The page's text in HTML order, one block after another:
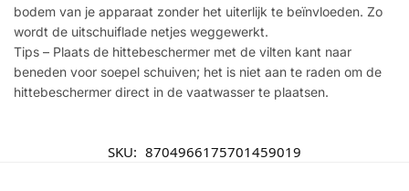
bodem van je apparaat zonder het uiterlijk te beïnvloeden. Zo
wordt de uitschuiflade netjes weggewerkt.
Tips – Plaats de hittebeschermer met de vilten kant naar
beneden voor soepel schuiven; het is niet aan te raden om de
hittebeschermer direct in de vaatwasser te plaatsen.
SKU: 8704966175701459019